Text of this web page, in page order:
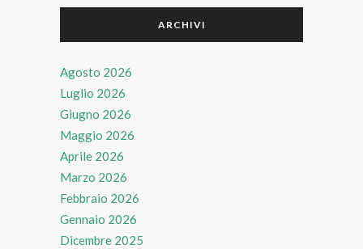
ARCHIVI
Agosto 2026
Luglio 2026
Giugno 2026
Maggio 2026
Aprile 2026
Marzo 2026
Febbraio 2026
Gennaio 2026
Dicembre 2025